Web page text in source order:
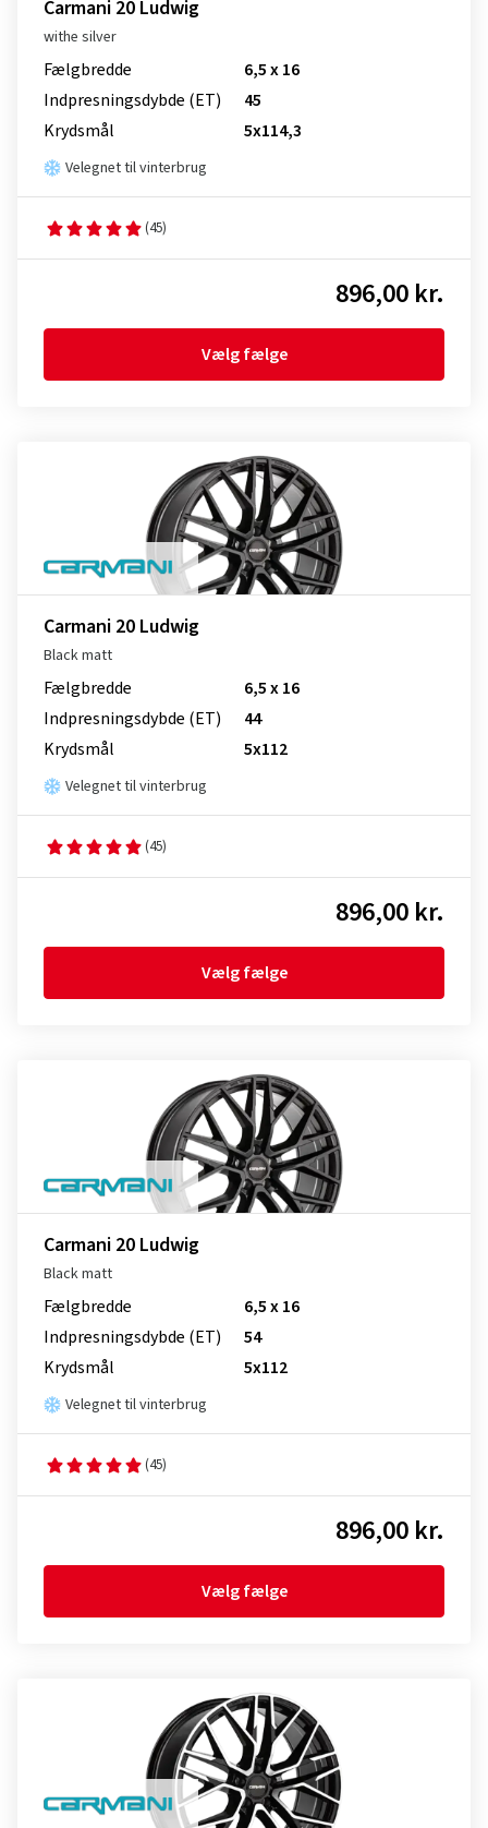
Carmani 20 Ludwig
withe silver
Fælgbredde
6,5 x 16
Indpresnings­dybde (ET)
45
Krydsmål
5x114,3
Velegnet til vinterbrug
(45)
896,00 kr.
Vælg fælge
Carmani 20 Ludwig
Black matt
Fælgbredde
6,5 x 16
Indpresnings­dybde (ET)
44
Krydsmål
5x112
Velegnet til vinterbrug
(45)
896,00 kr.
Vælg fælge
Carmani 20 Ludwig
Black matt
Fælgbredde
6,5 x 16
Indpresnings­dybde (ET)
54
Krydsmål
5x112
Velegnet til vinterbrug
(45)
896,00 kr.
Vælg fælge